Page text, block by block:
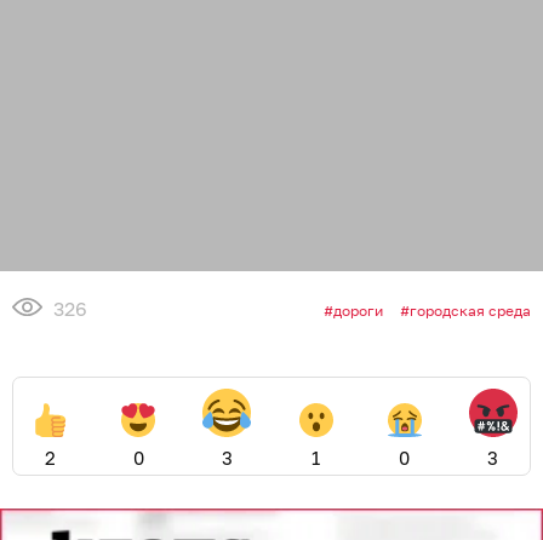
326 дороги городская среда
2 0 3 1 0 3